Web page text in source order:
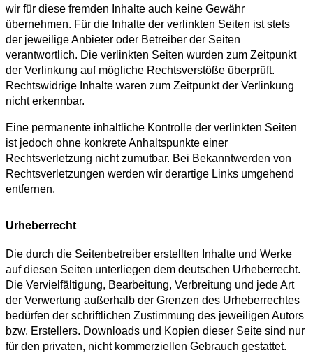
wir für diese fremden Inhalte auch keine Gewähr
übernehmen. Für die Inhalte der verlinkten Seiten ist stets
der jeweilige Anbieter oder Betreiber der Seiten
verantwortlich. Die verlinkten Seiten wurden zum Zeitpunkt
der Verlinkung auf mögliche Rechtsverstöße überprüft.
Rechtswidrige Inhalte waren zum Zeitpunkt der Verlinkung
nicht erkennbar.
Eine permanente inhaltliche Kontrolle der verlinkten Seiten
ist jedoch ohne konkrete Anhaltspunkte einer
Rechtsverletzung nicht zumutbar. Bei Bekanntwerden von
Rechtsverletzungen werden wir derartige Links umgehend
entfernen.
Urheberrecht
Die durch die Seitenbetreiber erstellten Inhalte und Werke
auf diesen Seiten unterliegen dem deutschen Urheberrecht.
Die Vervielfältigung, Bearbeitung, Verbreitung und jede Art
der Verwertung außerhalb der Grenzen des Urheberrechtes
bedürfen der schriftlichen Zustimmung des jeweiligen Autors
bzw. Erstellers. Downloads und Kopien dieser Seite sind nur
für den privaten, nicht kommerziellen Gebrauch gestattet.